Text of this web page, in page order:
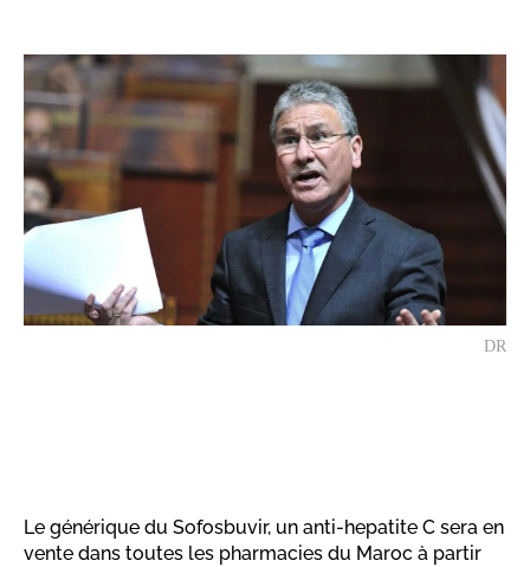
DR
Le générique du Sofosbuvir, un anti-hepatite C sera en
vente dans toutes les pharmacies du Maroc à partir